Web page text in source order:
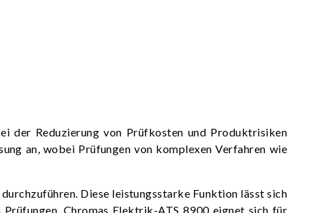
der Reduzierung von Prüfkosten und Produktrisiken
an, wobei Prüfungen von komplexen Verfahren wie
Diese leistungsstarke Funktion lässt sich
Chromas Elektrik-ATS 8900 eignet sich für